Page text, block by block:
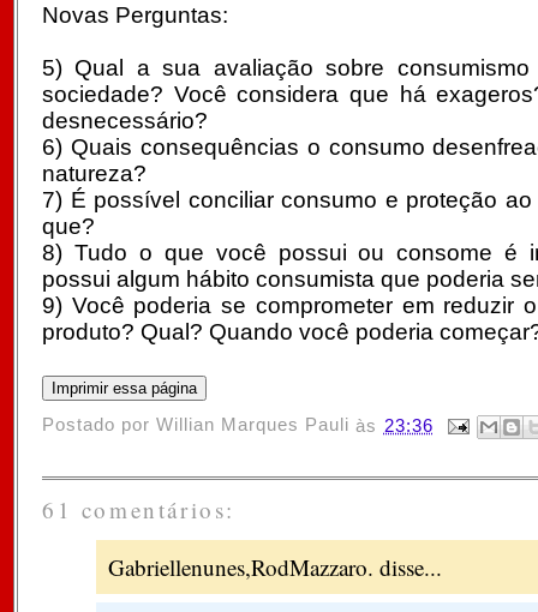
Novas Perguntas:
5) Qual a sua avaliação sobre
sociedade? Você considera que há
desnecessário?
6) Quais consequências o consumo
natureza?
7) É possível conciliar consumo e proteção
que?
8) Tudo o que você possui ou consome é
possui algum hábito consumista que poderia
9) Você poderia se comprometer em reduzir
produto? Qual? Quando você poderia
Postado porWillian Marques Pauli às 23:36
61 comentários:
Gabriellenunes,RodMazzaro. disse...